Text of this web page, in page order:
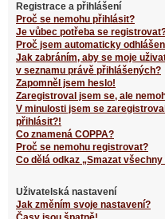
Registrace a přihlášení
Proč se nemohu přihlásit?
Je vůbec potřeba se
Proč jsem automaticky
Jak zabráním, aby se moje
v seznamu právě přihlášených?
Zapomněl jsem heslo!
Zaregistroval jsem se, ale
V minulosti jsem se
přihlásit?!
Co znamená COPPA?
Proč se nemohu registrovat?
Co dělá odkaz „Smazat
Uživatelská nastavení
Jak změním svoje nastavení?